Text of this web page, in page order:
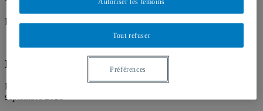
Retrouvez les plus récents articles de nos membres dans les médias.
De la formation du prochain gouvernement
Félix Mathieu (Université de Winnipeg) dans
septembre 2021
Tout refuser
Autoriser les témoins
Préférences